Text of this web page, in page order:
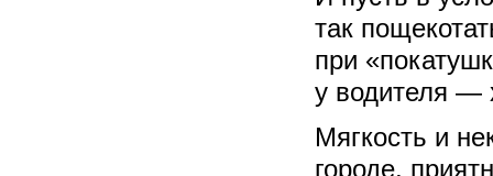
так
при
у водителя —
Мягкость и
городе,